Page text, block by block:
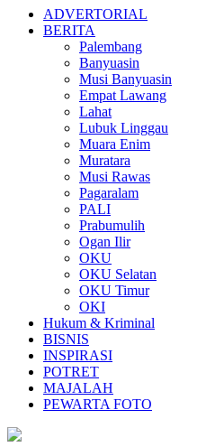
ADVERTORIAL
BERITA
Palembang
Banyuasin
Musi Banyuasin
Empat Lawang
Lahat
Lubuk Linggau
Muara Enim
Muratara
Musi Rawas
Pagaralam
PALI
Prabumulih
Ogan Ilir
OKU
OKU Selatan
OKU Timur
OKI
Hukum & Kriminal
BISNIS
INSPIRASI
POTRET
MAJALAH
PEWARTA FOTO